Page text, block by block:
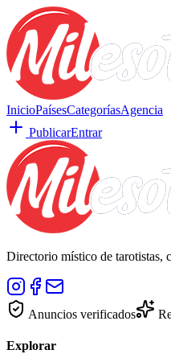
InicioPaísesCategoríasAgencia
PublicarEntrar
Directorio místico de tarotistas,
Anuncios verificados
Explorar